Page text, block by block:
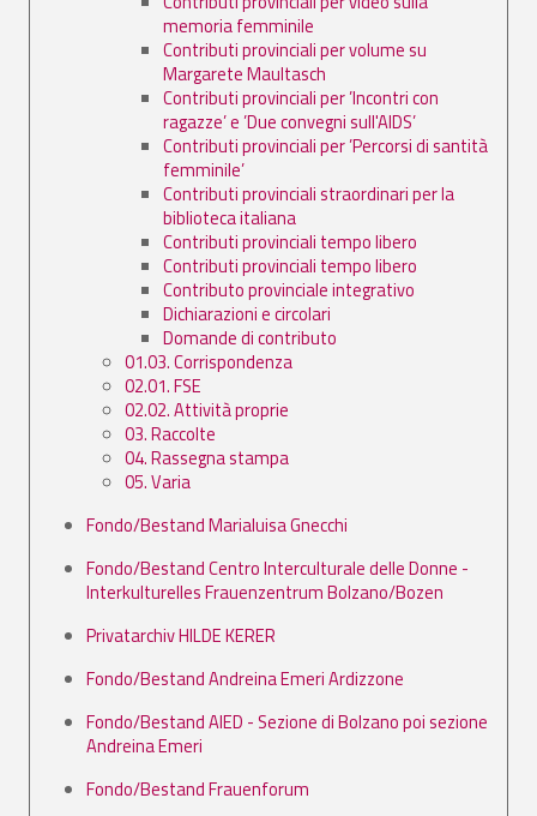
memoria femminile
Contributi provinciali per volume su
Margarete Maultasch
Contributi provinciali per ’Incontri con
ragazze’ e ’Due convegni sull'AIDS’
Contributi provinciali per ’Percorsi di santità
femminile’
Contributi provinciali straordinari per la
biblioteca italiana
Contributi provinciali tempo libero
Contributi provinciali tempo libero
Contributo provinciale integrativo
Dichiarazioni e circolari
Domande di contributo
01.03. Corrispondenza
02.01. FSE
02.02. Attività proprie
03. Raccolte
04. Rassegna stampa
05. Varia
Fondo/Bestand Marialuisa Gnecchi
Fondo/Bestand Centro Interculturale delle Donne -
Interkulturelles Frauenzentrum Bolzano/Bozen
Privatarchiv HILDE KERER
Fondo/Bestand Andreina Emeri Ardizzone
Fondo/Bestand AIED - Sezione di Bolzano poi sezione
Andreina Emeri
Fondo/Bestand Frauenforum